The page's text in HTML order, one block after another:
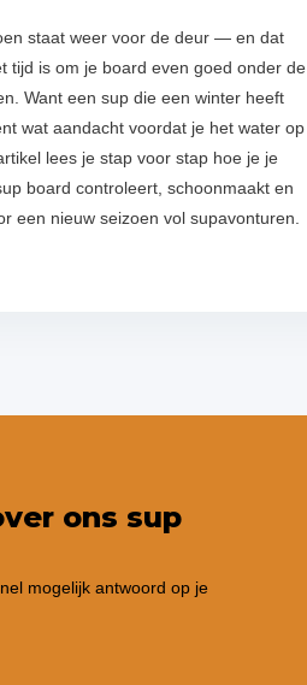
staat weer voor de deur — en dat
tijd is om je board even goed onder de
Want een sup die een winter heeft
wat aandacht voordat je het water op
lees je stap voor stap hoe je je
board controleert, schoonmaakt en
een nieuw seizoen vol supavonturen.
ons sup
mogelijk antwoord op je